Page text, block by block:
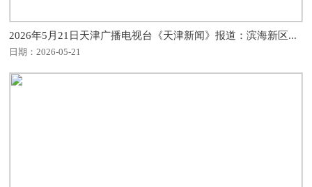
2026年5月21日天津广播电视台《天津新闻》报道：滨海新区...
日期：2026-05-21